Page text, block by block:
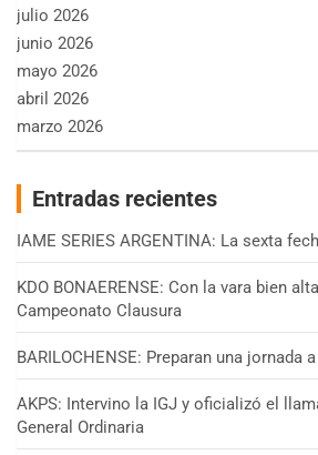
julio 2026
junio 2026
mayo 2026
abril 2026
marzo 2026
Entradas recientes
IAME SERIES ARGENTINA: La sexta
KDO BONAERENSE: Con la vara bien
Campeonato Clausura
BARILOCHENSE: Preparan una jornada
AKPS: Intervino la IGJ y oficializó el
General Ordinaria